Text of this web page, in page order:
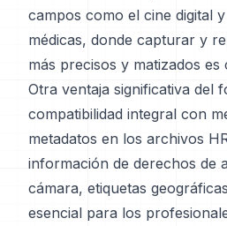
campos como el cine digital
médicas, donde capturar y
más precisos y matizados es
Otra ventaja significativa del
compatibilidad integral con
metadatos en los archivos
información de derechos de
cámara, etiquetas
esencial para los